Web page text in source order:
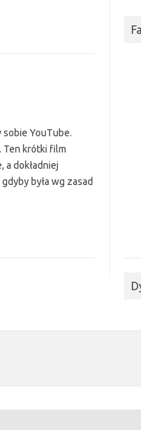
YouTube.
Ten krótki film
dokładniej
była wg zasad